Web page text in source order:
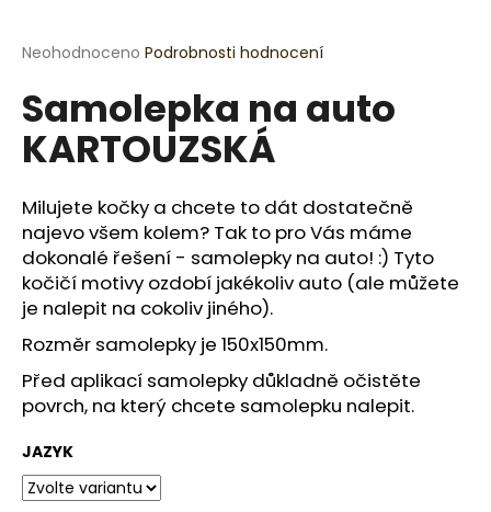
Průměrné
produktu
je
0,0
hvězdiček.
Neohodnoceno Podrobnosti hodnocení
Samolepka na auto
KARTOUZSKÁ
Milujete kočky a chcete to dát dostatečně
najevo všem kolem? Tak to pro Vás máme
dokonalé řešení - samolepky na auto! :) Tyto
kočičí motivy ozdobí jakékoliv auto (ale můžete
je nalepit na cokoliv jiného).
Rozměr samolepky je 150x150mm.
Před aplikací samolepky důkladně očistěte
povrch, na který chcete samolepku nalepit.
JAZYK
j
t
?
HLEDAT
D
o
p
o
r
u
č